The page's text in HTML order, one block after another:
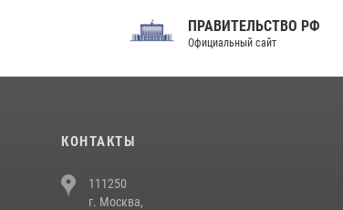
ПРАВИТЕЛЬСТВО РФ
Официальный сайт
КОНТАКТЫ
111250
г. Москва,